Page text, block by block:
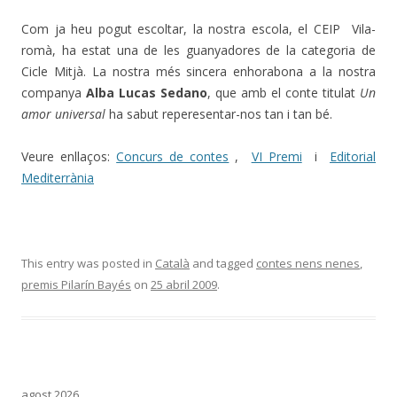
Com ja heu pogut escoltar, la nostra escola, el CEIP Vila-
romà, ha estat una de les guanyadores de la categoria de
Cicle Mitjà. La nostra més sincera enhorabona a la nostra
companya Alba Lucas Sedano, que amb el conte titulat Un
amor universal ha sabut reperesentar-nos tan i tan bé.
Veure enllaços:Concurs de contes , VI Premi i Editorial
Mediterrània
This entry was posted in Català and tagged contes nens nenes,
premis Pilarín Bayés on 25 abril 2009.